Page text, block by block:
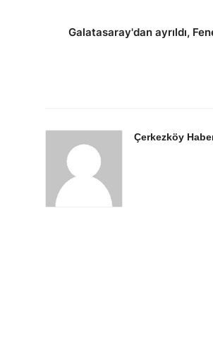
Galatasaray'dan ayrıldı,
Çerkezköy